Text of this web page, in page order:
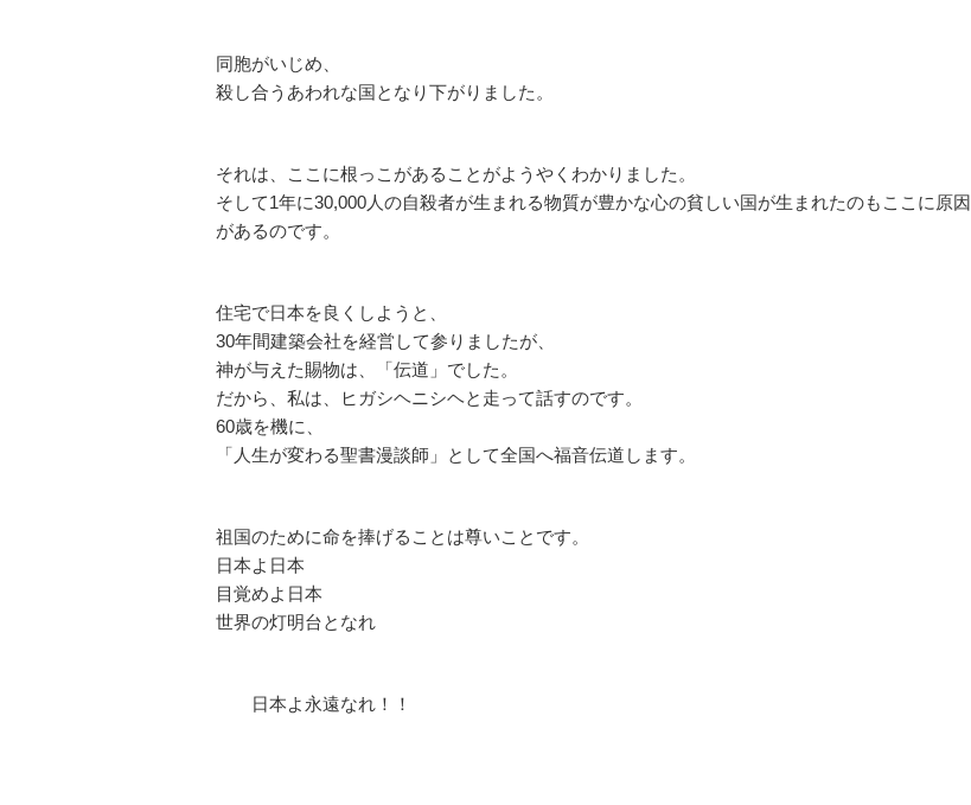
同胞がいじめ、
殺し合うあわれな国となり下がりました。
それは、ここに根っこがあることがようやくわかりました。
そして1年に30,000人の自殺者が生まれる物質が豊かな心の貧しい国が生まれたのもここに原因
があるのです。
住宅で日本を良くしようと、
30年間建築会社を経営して参りましたが、
神が与えた賜物は、「伝道」でした。
だから、私は、ヒガシヘニシヘと走って話すのです。
60歳を機に、
「人生が変わる聖書漫談師」として全国へ福音伝道します。
祖国のために命を捧げることは尊いことです。
日本よ日本
目覚めよ日本
世界の灯明台となれ
日本よ永遠なれ！！